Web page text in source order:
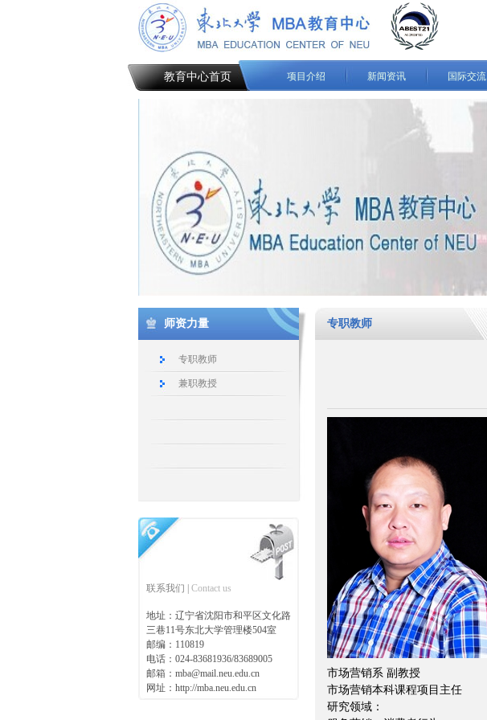
教育中心首页 项目介绍 新闻资讯 国际交流
师资力量
专职教师
兼职教授
联系我们 | Contact us
地址：辽宁省沈阳市和平区文化路
三巷11号东北大学管理楼504室
邮编：110819
电话：024-83681936/83689005
邮箱：mba@mail.neu.edu.cn
网址：http://mba.neu.edu.cn
专职教师
市场营销系 副教授
市场营销本科课程项目主任
研究领域：